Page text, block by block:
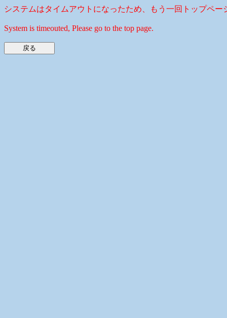
システムはタイムアウトになったため、もう一回トップペー
System is timeouted, Please go to the top page.